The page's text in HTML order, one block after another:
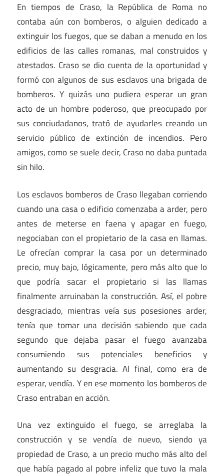
En tiempos de Craso, la República de Roma no
contaba aún con bomberos, o alguien dedicado a
extinguir los fuegos, que se daban a menudo en los
edificios de las calles romanas, mal construidos y
atestados. Craso se dio cuenta de la oportunidad y
formó con algunos de sus esclavos una brigada de
bomberos. Y quizás uno pudiera esperar un gran
acto de un hombre poderoso, que preocupado por
sus conciudadanos, trató de ayudarles creando un
servicio público de extinción de incendios. Pero
amigos, como se suele decir, Craso no daba puntada
sin hilo.
Los esclavos bomberos de Craso llegaban corriendo
cuando una casa o edificio comenzaba a arder, pero
antes de meterse en faena y apagar en fuego,
negociaban con el propietario de la casa en llamas.
Le ofrecían comprar la casa por un determinado
precio, muy bajo, lógicamente, pero más alto que lo
que podría sacar el propietario si las llamas
finalmente arruinaban la construcción. Así, el pobre
desgraciado, mientras veía sus posesiones arder,
tenía que tomar una decisión sabiendo que cada
segundo que dejaba pasar el fuego avanzaba
consumiendo sus potenciales beneficios y
aumentando su desgracia. Al final, como era de
esperar, vendía. Y en ese momento los bomberos de
Craso entraban en acción.
Una vez extinguido el fuego, se arreglaba la
construcción y se vendía de nuevo, siendo ya
propiedad de Craso, a un precio mucho más alto del
que había pagado al pobre infeliz que tuvo la mala